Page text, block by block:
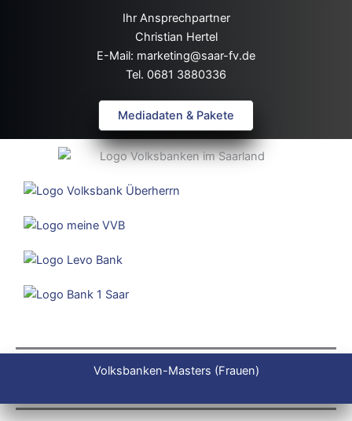
Ihr Ansprechpartner
Christian Hertel
E-Mail: marketing@saar-fv.de
Tel. 0681 3880336
Mediadaten & Pakete
Volksbanken-Masters (Frauen)